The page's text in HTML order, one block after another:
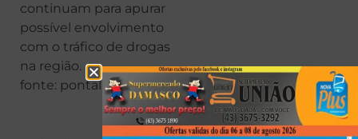
continuam para apurar
possível envolvimento
com o tráfico de drogas
na região.
fonte: pontal news